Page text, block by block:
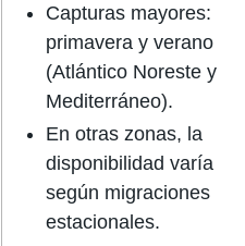
Capturas mayores:
primavera y verano
(Atlántico Noreste y
Mediterráneo).
En otras zonas, la
disponibilidad varía
según migraciones
estacionales.